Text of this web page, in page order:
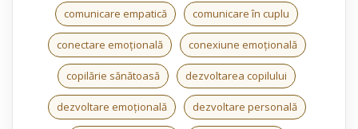
comunicare empatică comunicare în cuplu
conectare emoțională conexiune emoțională
copilărie sănătoasă dezvoltarea copilului
dezvoltare emoțională dezvoltare personală